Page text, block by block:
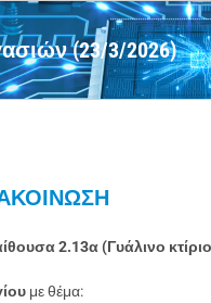
(23/3/2026)
2.13α (Γυάλινο
με θέμα: